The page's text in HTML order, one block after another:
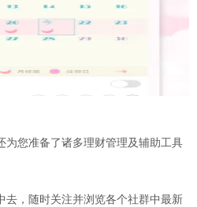
为您准备了诸多理财管理及辅助工具
去，随时关注并浏览各个社群中最新